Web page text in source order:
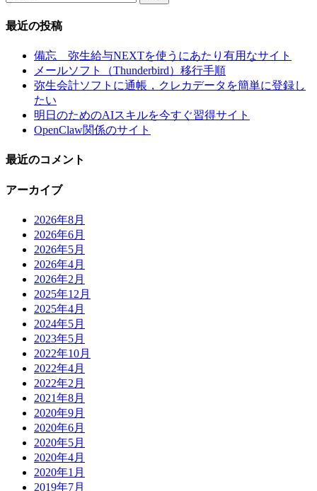
最近の投稿
備忘 弥生給与NEXTを使うにあたり有用なサイト
メールソフト（Thunderbird）移行手順
弥生会計ソフトに通帳，クレカデータを簡単に登録し
たい
明日のためのAIスキルを今すぐ習得サイト
OpenClaw関係のサイト
最近のコメント
アーカイブ
2026年8月
2026年6月
2026年5月
2026年4月
2026年2月
2025年12月
2025年4月
2024年5月
2023年5月
2022年10月
2022年4月
2022年2月
2021年8月
2020年9月
2020年6月
2020年5月
2020年4月
2020年1月
2019年7月